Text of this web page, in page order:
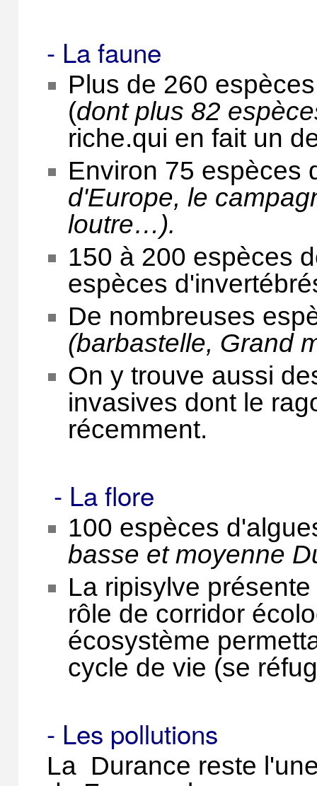
- La faune
Plus de 260
(dont plus 82
riche.qui en fait un
Environ 75 espèces
d'Europe, le
loutre…).
150 à 200 espèces
espèces
De nombreuses
(barbastelle, Grand
On y trouve aussi
invasives dont le
récemment.
- La flore
100 espèces
basse et moyenne
La ripisylve
rôle de corridor
écosystème
cycle de vie (se
- Les pollutions
La Durance reste